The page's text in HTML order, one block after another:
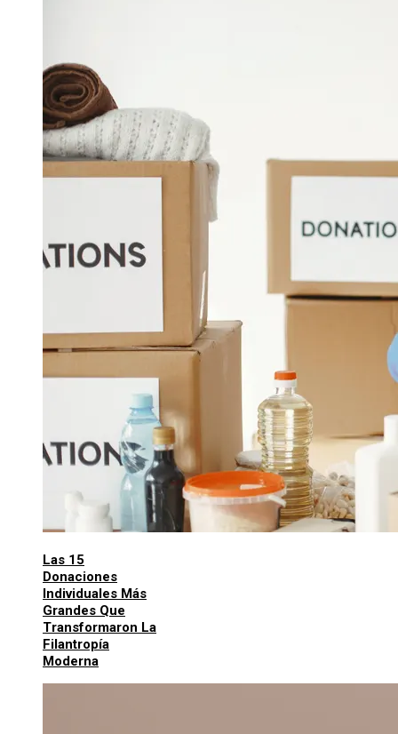
Las 15
Donaciones
Individuales Más
Grandes Que
Transformaron La
Filantropía
Moderna